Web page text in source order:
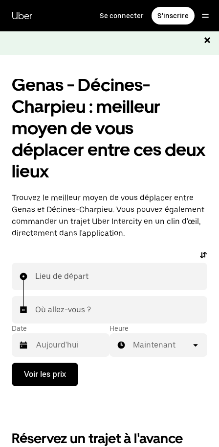
contenu
principal
Uber Se connecter S'inscrire
Genas - Décines-
Charpieu : meilleur
moyen de vous
déplacer entre ces deux
lieux
Trouvez le meilleur moyen de vous déplacer entre
Genas et Décines-Charpieu. Vous pouvez également
commander un trajet Uber Intercity en un clin d'œil,
directement dans l'application.
Lieu de départ
Où allez-vous ?
Date
Appuyez
la
ouvrir
Heure
Maintenant
Voir les prix
Réservez un trajet à l'avance